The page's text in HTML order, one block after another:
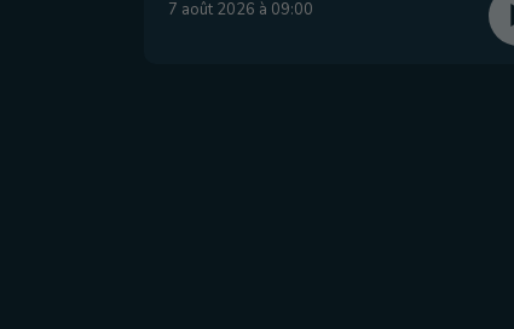
7 août 2026 à 09:00